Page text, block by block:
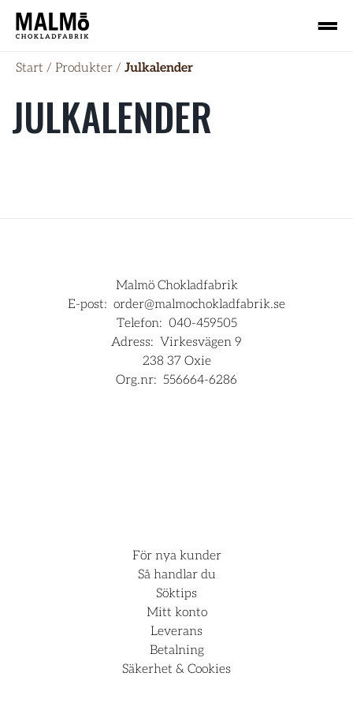
Start / Produkter / Julkalender
JULKALENDER
Malmö Chokladfabrik
E-post: order@malmochokladfabrik.se
Telefon: 040-459505
Adress: Virkesvägen 9
238 37 Oxie
Org.nr:
556664-6286
För nya kunder
Så handlar du
Söktips
Mitt konto
Leverans
Betalning
Säkerhet & Cookies